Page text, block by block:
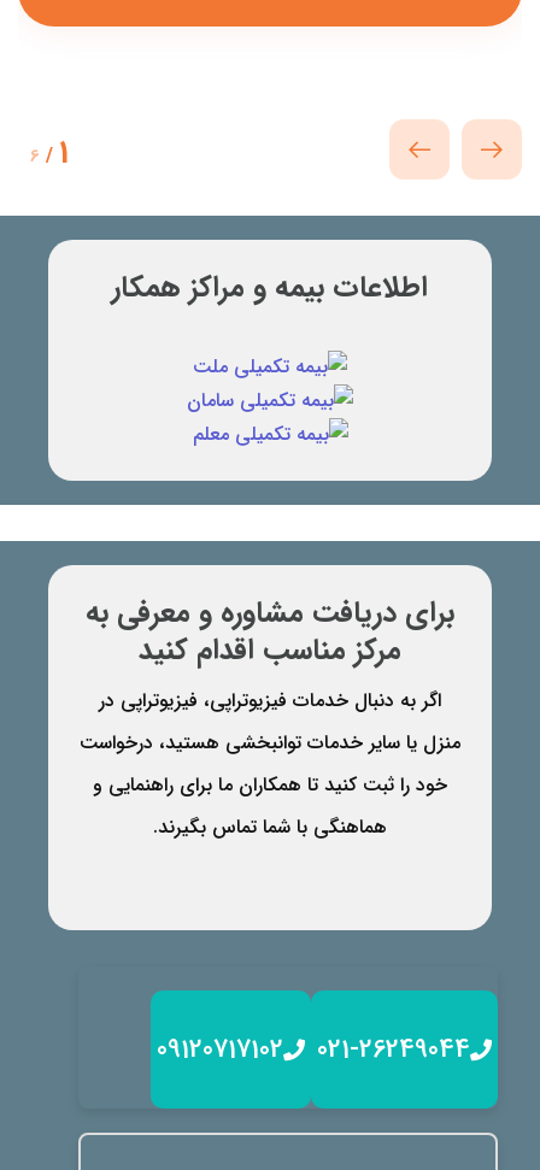
1
/
6
اطلاعات بیمه و مراکز همکار
برای دریافت مشاوره و معرفی به
مرکز مناسب اقدام کنید
اگر به دنبال خدمات فیزیوتراپی، فیزیوتراپی در
منزل یا سایر خدمات توانبخشی هستید، درخواست
خود را ثبت کنید تا همکاران ما برای راهنمایی و
هماهنگی با شما تماس بگیرند.
021-26249044
09120717102